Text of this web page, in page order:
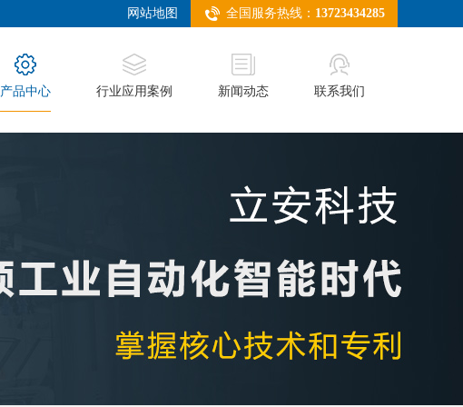
网站地图 全国服务热线： 13723434285
产品中心 行业应用案例 新闻动态 联系我们